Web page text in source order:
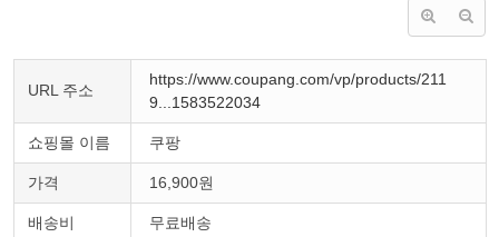
URL 주소
https://www.coupang.com/vp/products/211
9...1583522034
쇼핑몰 이름 쿠팡
가격 16,900원
배송비 무료배송